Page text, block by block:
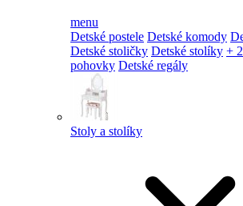
menu
Detské postele Detské komody
Detské stoličky Detské stolíky +
pohovky Detské regály
Stoly a stolíky